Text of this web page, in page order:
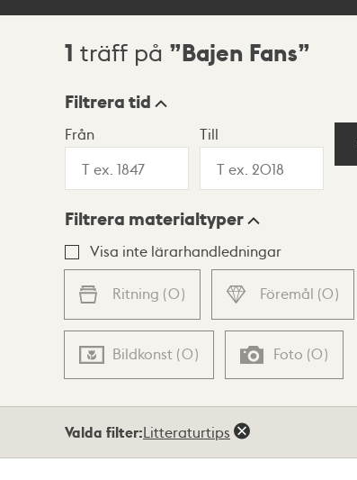
Sökresultat
1 träff på Bajen Fans
Visningsläge
Lista Karta
Filtrera tid
Från Till
Filtrera materialtyper
Visa inte lärarhandledningar
Ritning (0) Föremål (0)
Bildkonst (0) Foto (0)
Valda filter:Litteraturtips